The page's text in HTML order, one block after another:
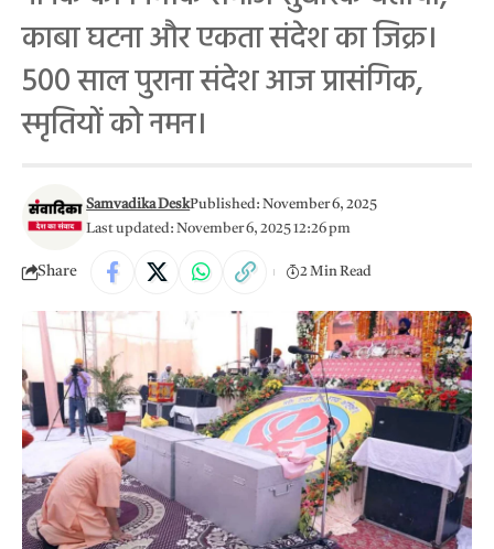
काबा घटना और एकता संदेश का जिक्र।
500 साल पुराना संदेश आज प्रासंगिक,
स्मृतियों को नमन।
Last updated: November 6, 2025 12:26 pm
Samvadika DeskPublished: November 6, 2025
Share 2 Min Read